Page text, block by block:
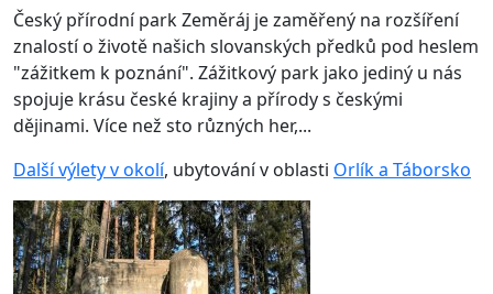
Český přírodní park Zeměráj je zaměřený na rozšíření
znalostí o životě našich slovanských předků pod heslem
"zážitkem k poznání". Zážitkový park jako jediný u nás
spojuje krásu české krajiny a přírody s českými
dějinami. Více než sto různých her,...
Další výlety v okolí, ubytování v oblasti Orlík a Táborsko